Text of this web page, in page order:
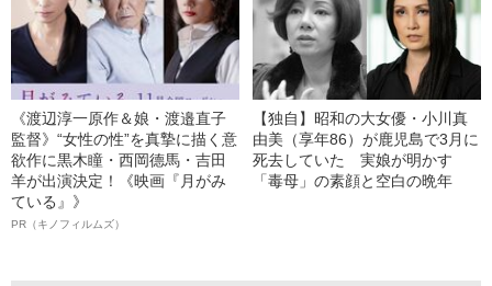
《渡辺淳一原作＆娘・渡邉直子
監督》“女性の性”を真摯に描く意
欲作に黒木瞳・西岡德馬・吉田
羊が出演決定！《映画『月がみ
ている』》
PR（キノフィルムズ）
【独自】昭和の大女優・小川真
由美（享年86）が鹿児島で3月に
死去していた 実娘が明かす
「毒母」の素顔と空白の晩年